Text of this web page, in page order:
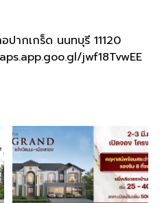
ปากเกร็ด นนทบุรี 11120
jwf18TvwEE